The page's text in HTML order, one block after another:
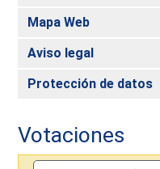
Mapa Web
Aviso legal
Protección de datos
Votaciones